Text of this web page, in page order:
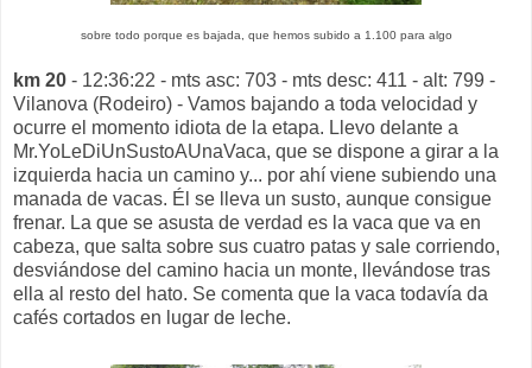
sobre todo porque es bajada, que hemos subido a 1.100 para algo
km 20 - 12:36:22 - mts asc: 703 - mts desc: 411 - alt: 799 -
Vilanova (Rodeiro) - Vamos bajando a toda velocidad y
ocurre el momento idiota de la etapa. Llevo delante a
Mr.YoLeDiUnSustoAUnaVaca, que se dispone a girar a la
izquierda hacia un camino y... por ahí viene subiendo una
manada de vacas. Él se lleva un susto, aunque consigue
frenar. La que se asusta de verdad es la vaca que va en
cabeza, que salta sobre sus cuatro patas y sale corriendo,
desviándose del camino hacia un monte, llevándose tras
ella al resto del hato. Se comenta que la vaca todavía da
cafés cortados en lugar de leche.